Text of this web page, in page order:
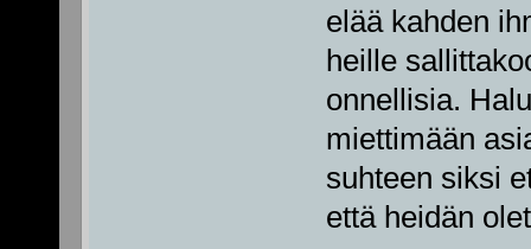
elää kahden
heille
onnellisia.
miettimään
suhteen siksi
että heidän